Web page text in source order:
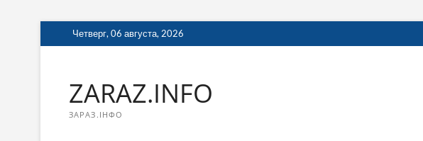
Перейти
к
Четверг, 06 августа, 2026
ZARAZ.INFO
ЗАРАЗ.ІНФО